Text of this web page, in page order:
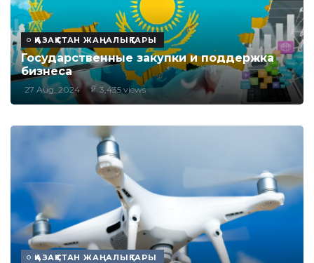
ҚАЗАҚСТАН ЖАҢАЛЫҚТАРЫ
Государственные закупки и поддержка
бизнеса
27 Aug, 2024 3,435 views
ҚАЗАҚСТАН ЖАҢАЛЫҚТАРЫ